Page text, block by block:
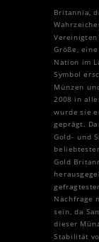
Britannia,
Größe,
Nation im
Symbol
Münzen
2008 in
wurde sie
geprägt.
Gold- und
Gold
Nachfrage
sein, da
dieser
Stabilität